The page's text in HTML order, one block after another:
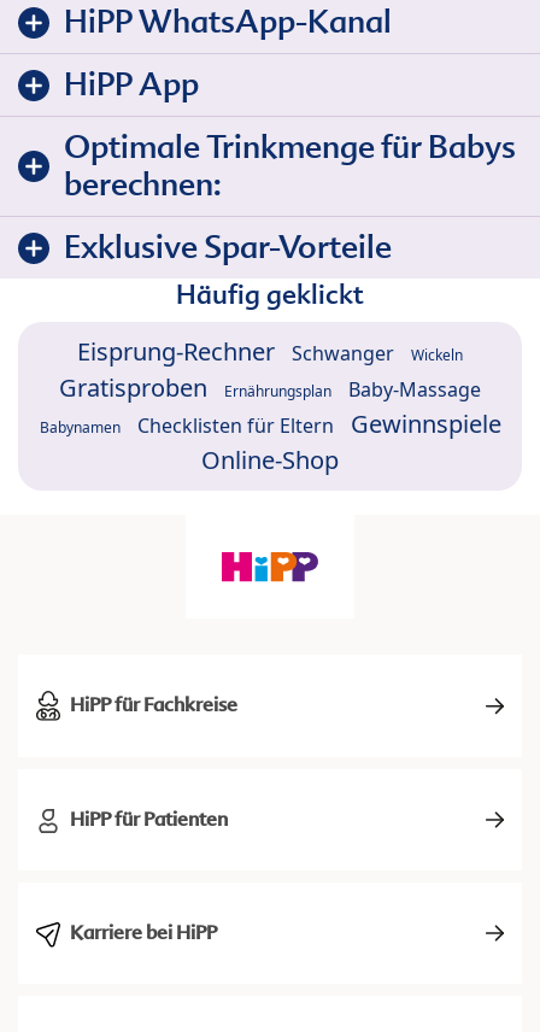
HiPP WhatsApp-Kanal
HiPP App
Optimale Trinkmenge für Babys
berechnen:
Exklusive Spar-Vorteile
Häufig geklickt
Eisprung-Rechner Schwanger Wickeln
Gratisproben Ernährungsplan Baby-Massage
Babynamen Checklisten für Eltern
Gewinnspiele
Online-Shop
HiPP für Fachkreise
HiPP für Patienten
Karriere bei HiPP